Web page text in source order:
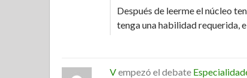
Después de leerme el núcleo
tenga una habilidad requerida,
Vempezó el debate